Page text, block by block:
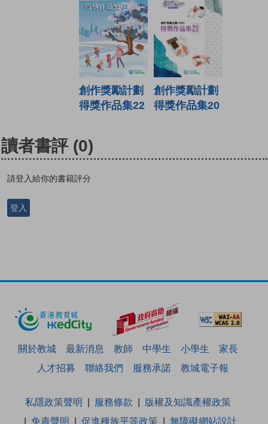
創作獎勵計劃
得獎作品集22
創作獎勵計劃
得獎作品集20
讀者書評 (0)
請登入給你的書籍評分
登入
關於教城 最新消息 教師 中學生 小學生
家長
人才招募
聯絡我們 服務承諾 教城電子報
私隱政策聲明 服務條款
版權及知識產權政策
免責聲明
促進種族平等政策 無障礙網站設計